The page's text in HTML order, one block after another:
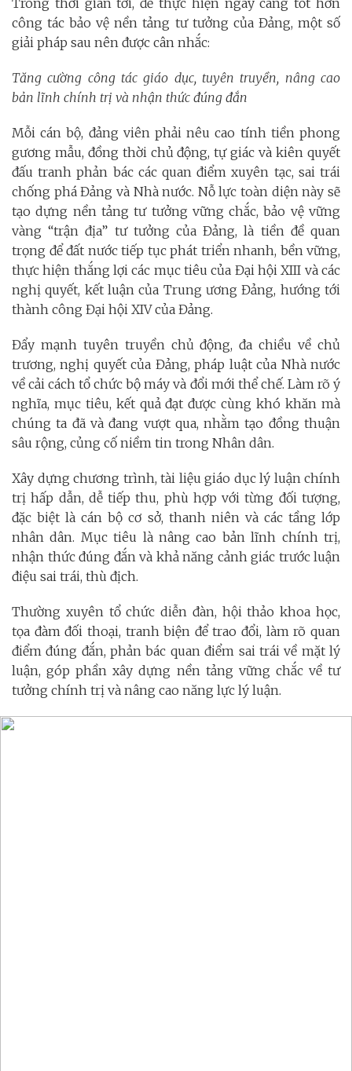
công tác bảo vệ nền tảng tư tưởng của Đảng, một số
giải pháp sau nên được cân nhắc:
Tăng cường công tác giáo dục, tuyên truyền, nâng cao
bản lĩnh chính trị và nhận thức đúng đắn
Mỗi cán bộ, đảng viên phải nêu cao tính tiền phong
gương mẫu, đồng thời chủ động, tự giác và kiên quyết
đấu tranh phản bác các quan điểm xuyên tạc, sai trái
chống phá Đảng và Nhà nước. Nỗ lực toàn diện này sẽ
tạo dựng nền tảng tư tưởng vững chắc, bảo vệ vững
vàng “trận địa” tư tưởng của Đảng, là tiền đề quan
trọng để đất nước tiếp tục phát triển nhanh, bền vững,
thực hiện thắng lợi các mục tiêu của Đại hội XIII và các
nghị quyết, kết luận của Trung ương Đảng, hướng tới
thành công Đại hội XIV của Đảng.
Đẩy mạnh tuyên truyền chủ động, đa chiều về chủ
trương, nghị quyết của Đảng, pháp luật của Nhà nước
về cải cách tổ chức bộ máy và đổi mới thể chế. Làm rõ ý
nghĩa, mục tiêu, kết quả đạt được cùng khó khăn mà
chúng ta đã và đang vượt qua, nhằm tạo đồng thuận
sâu rộng, củng cố niềm tin trong Nhân dân.
Xây dựng chương trình, tài liệu giáo dục lý luận chính
trị hấp dẫn, dễ tiếp thu, phù hợp với từng đối tượng,
đặc biệt là cán bộ cơ sở, thanh niên và các tầng lớp
nhân dân. Mục tiêu là nâng cao bản lĩnh chính trị,
nhận thức đúng đắn và khả năng cảnh giác trước luận
điệu sai trái, thù địch.
Thường xuyên tổ chức diễn đàn, hội thảo khoa học,
tọa đàm đối thoại, tranh biện để trao đổi, làm rõ quan
điểm đúng đắn, phản bác quan điểm sai trái về mặt lý
luận, góp phần xây dựng nền tảng vững chắc về tư
tưởng chính trị và nâng cao năng lực lý luận.